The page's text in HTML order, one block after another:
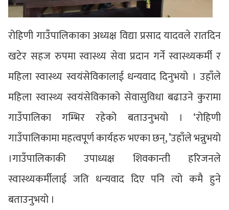
रोहिणी गाउँपालिकाका अध्यक्ष विद्या प्रसाद यादवले रातदिन
खटेर सहज रुपमा स्वास्थ्य सेवा प्रदान गर्ने स्वास्थ्यकर्मी र
महिला स्वास्थ्य स्वयंसेविकालाई धन्यवाद दिनुभयो । उहाँले
महिला स्वास्थ्य स्वयंसेविकाको सेवासुविधा बढाउने कुरामा
गाउँपालिका गम्भिर रहेको बताउनुभयो । ‘रोहिणी
गाउँपालिकामा महत्वपूर्ण कार्यहरु भएका छन्, ’उहाँले भन्नुभयो
।गाउँपालिकाकी उपाध्यक्ष शिवकान्ती हरिजनले
स्वास्थ्यकर्मीलाई जति धन्यवाद दिए पनि त्यो कमै हुने
बताउनुभयो ।